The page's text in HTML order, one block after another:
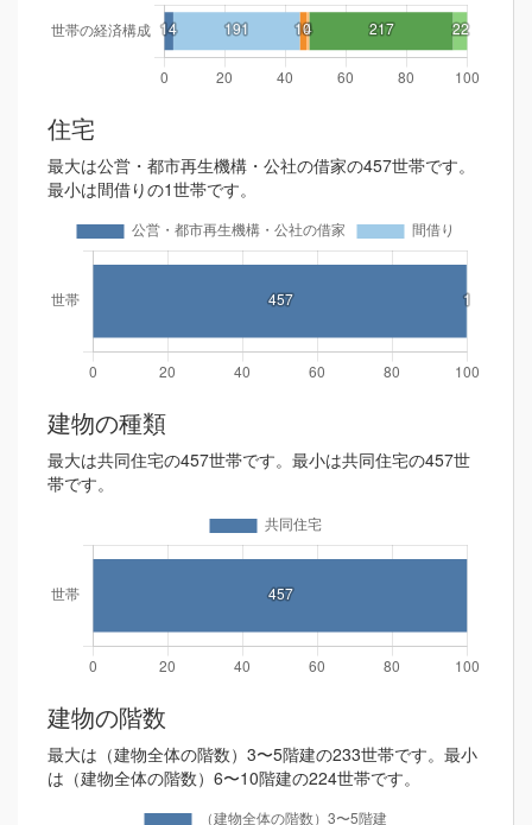
住宅
最大は公営・都市再生機構・公社の借家の457世帯です。
最小は間借りの1世帯です。
建物の種類
最大は共同住宅の457世帯です。最小は共同住宅の457世
帯です。
建物の階数
最大は（建物全体の階数）3〜5階建の233世帯です。最小
は（建物全体の階数）6〜10階建の224世帯です。